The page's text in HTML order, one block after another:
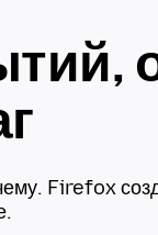
Firefox